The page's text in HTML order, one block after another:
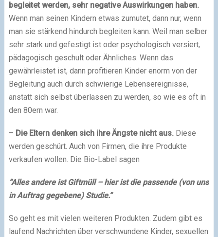
begleitet werden, sehr negative Auswirkungen haben.
Wenn man seinen Kindern etwas zumutet, dann nur, wenn
man sie stärkend hindurch begleiten kann. Weil man selber
sehr stark und gefestigt ist oder psychologisch versiert,
pädagogisch geschult oder Ähnliches. Wenn das
gewährleistet ist, dann profitieren Kinder enorm von der
Begleitung auch durch schwierige Lebensereignisse,
anstatt sich selbst überlassen zu werden, so wie es oft in
den 80ern war.
– Die Eltern denken sich ihre Ängste nicht aus.Diese
werden geschürt. Auch von Firmen, die ihre Produkte
verkaufen wollen. Die Bio-Label sagen
“Alles andere ist Giftmüll – hier ist die passende (von uns
in Auftrag gegebene) Studie.”
So geht es mit vielen weiteren Produkten. Zudem gibt es
laufend Nachrichten über verschwundene Kinder, sexuellen